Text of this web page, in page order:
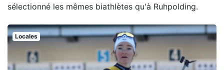
sélectionné les mêmes biathlètes qu'à Ruhpolding.
Locales